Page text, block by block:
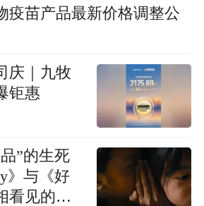
疫苗产品最新价格调整公
庆｜九牧
钜惠
”的生死
》与《好
看见的华